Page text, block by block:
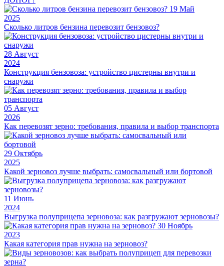
19 Май
2025
Сколько литров бензина перевозит бензовоз?
28 Август
2024
Конструкция бензовоза: устройство цистерны внутри и
снаружи
05 Август
2026
Как перевозят зерно: требования, правила и выбор транспорта
29 Октябрь
2025
Какой зерновоз лучше выбрать: самосвальный или бортовой
11 Июнь
2024
Выгрузка полуприцепа зерновоза: как разгружают зерновозы?
30 Ноябрь
2023
Какая категория прав нужна на зерновоз?